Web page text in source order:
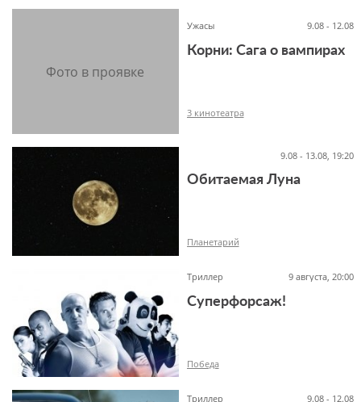
Ужасы 9.08 - 12.08
Корни: Сага о вампирах
3 кинотеатра
9.08 - 13.08, 19:20
Обитаемая Луна
Планетарий
Триллер 9 августа, 20:00
Суперфорсаж!
Победа
Триллер 9.08 - 12.08